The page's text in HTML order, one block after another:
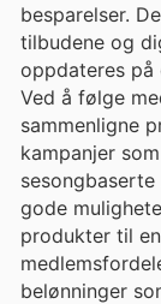
besparelser.
tilbudene og
oppdateres på
Ved å følge
sammenligne
kampanjer
gode
produkter til
belønninger